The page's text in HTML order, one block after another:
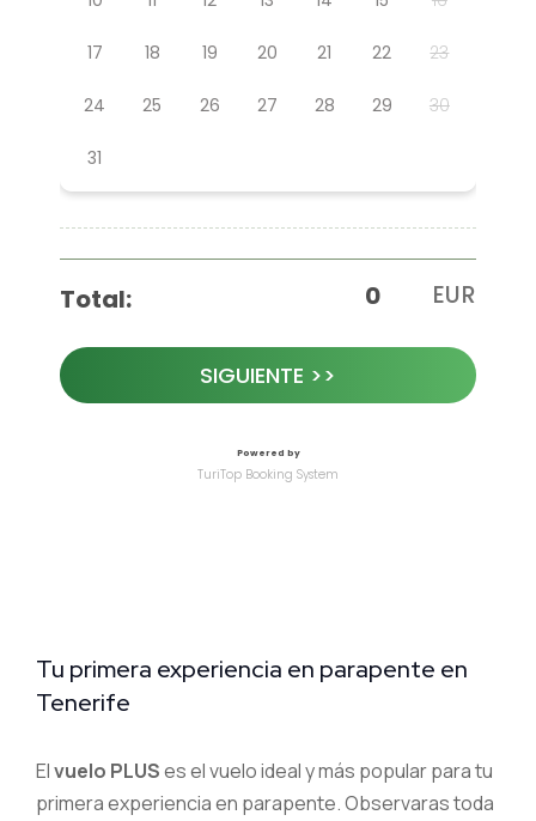
Tu primera experiencia en parapente en
Tenerife
Elvuelo PLUSes el vuelo ideal y más popular para tu
primera experiencia en parapente. Observaras toda